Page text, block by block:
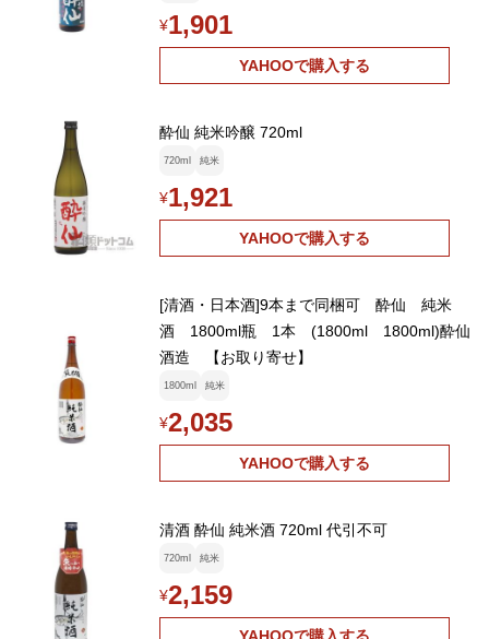
¥1,901
YAHOOで購入する
酔仙 純米吟醸 720ml
720ml 純米
¥1,921
YAHOOで購入する
[清酒・日本酒]9本まで同梱可 酔仙 純米
酒 1800ml瓶 1本 (1800ml 1800ml)酔仙
酒造 【お取り寄せ】
1800ml 純米
¥2,035
YAHOOで購入する
清酒 酔仙 純米酒 720ml 代引不可
720ml 純米
¥2,159